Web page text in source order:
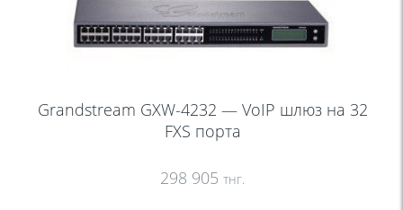
Grandstream GXW-4232 — VoIP шлюз на 32
FXS порта
298 905 тнг.